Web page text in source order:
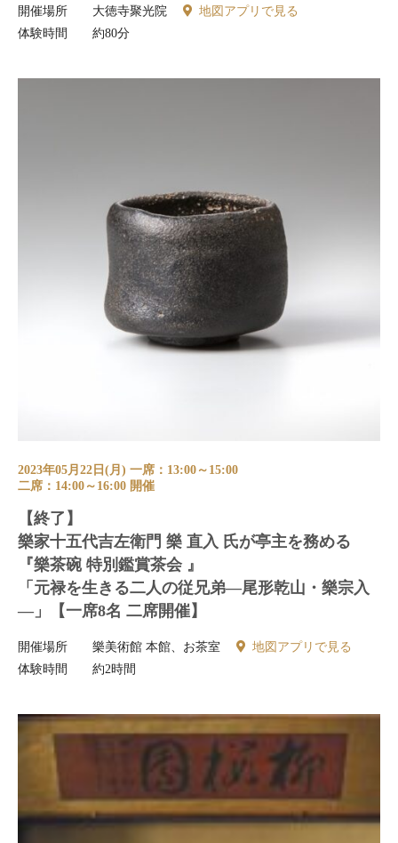
開催場所 大徳寺聚光院
地図アプリで見る
体験時間
約80分
2023年05月22日(月) 一席：13:00～15:00
二席：14:00～16:00 開催
【終了】
樂家十五代吉左衛門 樂 直入 氏が亭主を務める
『樂茶碗 特別鑑賞茶会 』
「元禄を生きる二人の従兄弟―尾形乾山・樂宗入
―」【一席8名 二席開催】
開催場所 樂美術館 本館、お茶室
地図アプリで見る
体験時間
約2時間